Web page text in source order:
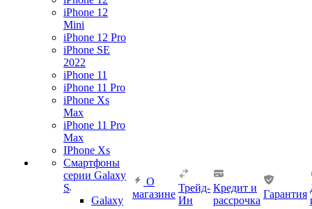
iPhone 12
Mini
iPhone 12 Pro
iPhone SE
2022
iPhone 11
iPhone 11 Pro
iPhone Xs
Max
iPhone 11 Pro
Max
IPhone Xs
Смартфоны
серии Galaxy
S
Galaxy
О
магазине
Трейд-
Ин
Кредит и
рассрочка
Гарантия